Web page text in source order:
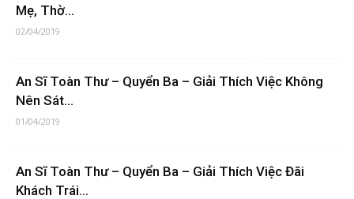
Mẹ, Thờ...
02/04/2019
An Sĩ Toàn Thư – Quyển Ba – Giải Thích Việc Không
Nên Sát...
01/04/2019
An Sĩ Toàn Thư – Quyển Ba – Giải Thích Việc Đãi
Khách Trái...